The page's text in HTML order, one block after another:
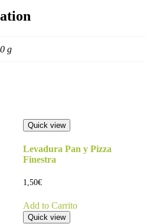
g
Quick view
Levadura Pan y Pizza
Finestra
1,50€
Add to Carrito
Quick view